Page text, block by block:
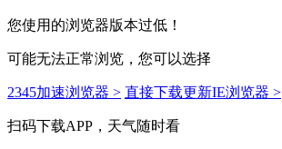
您使用的浏览器版本过低！
可能无法正常浏览，您可以选择
2345加速浏览器 > 直接下载更新IE浏览器 >
扫码下载APP，天气随时看